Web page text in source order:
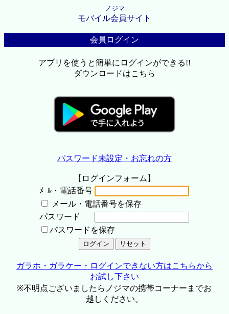
ノジマ
モバイル会員サイト
会員ログイン
アプリを使うと簡単にログインができる!!
ダウンロードはこちら
パスワード未設定・お忘れの方
【ログインフォーム】
ﾒｰﾙ・電話番号
メール・電話番号を保存
パスワード
パスワードを保存
ガラホ・ガラケー・ログインできない方はこちらから
お試し下さい
※不明点ございましたらノジマの携帯コーナーまでお
越しください。